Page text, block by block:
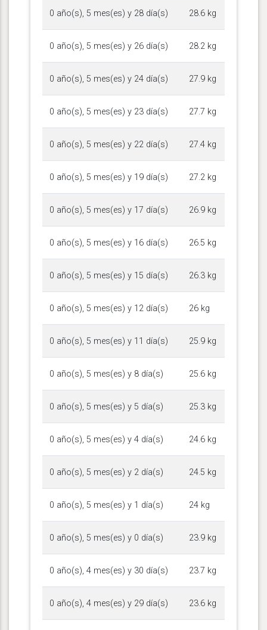
0 año(s), 5 mes(es) y 28 día(s) 28.6 kg
0 año(s), 5 mes(es) y 26 día(s) 28.2 kg
0 año(s), 5 mes(es) y 24 día(s) 27.9 kg
0 año(s), 5 mes(es) y 23 día(s) 27.7 kg
0 año(s), 5 mes(es) y 22 día(s) 27.4 kg
0 año(s), 5 mes(es) y 19 día(s) 27.2 kg
0 año(s), 5 mes(es) y 17 día(s) 26.9 kg
0 año(s), 5 mes(es) y 16 día(s) 26.5 kg
0 año(s), 5 mes(es) y 15 día(s) 26.3 kg
0 año(s), 5 mes(es) y 12 día(s) 26 kg
0 año(s), 5 mes(es) y 11 día(s) 25.9 kg
0 año(s), 5 mes(es) y 8 día(s) 25.6 kg
0 año(s), 5 mes(es) y 5 día(s) 25.3 kg
0 año(s), 5 mes(es) y 4 día(s) 24.6 kg
0 año(s), 5 mes(es) y 2 día(s) 24.5 kg
0 año(s), 5 mes(es) y 1 día(s) 24 kg
0 año(s), 5 mes(es) y 0 día(s) 23.9 kg
0 año(s), 4 mes(es) y 30 día(s) 23.7 kg
0 año(s), 4 mes(es) y 29 día(s) 23.6 kg